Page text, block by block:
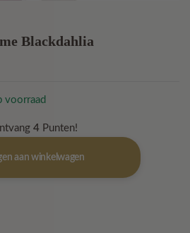
Blackdahlia
voorraad
4 Punten!
aan winkelwagen